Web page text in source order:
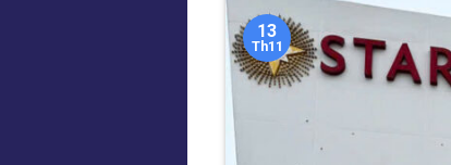
13
Th11